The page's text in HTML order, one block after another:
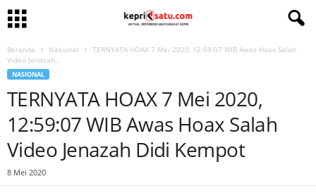
Beranda Nasional
TERNYATA HOAX 7 Mei 2020, 12:59:07 WIB Awas Hoax Salah
Video Jenazah...
NASIONAL
TERNYATA HOAX 7 Mei 2020,
12:59:07 WIB Awas Hoax Salah
Video Jenazah Didi Kempot
8 Mei 2020